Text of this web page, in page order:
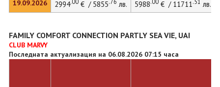
19.09.2026 2994.00€ / 5855.76 лв. 5988.00€ / 11711.51 лв.
FAMILY COMFORT CONNECTION PARTLY SEA VIE, UAI
CLUB MARVY
Последната актуализация на 06.08.2026 07:15 часа